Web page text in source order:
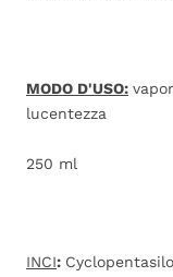
MODO D'USO:
lucentezza
250 ml
INCI: